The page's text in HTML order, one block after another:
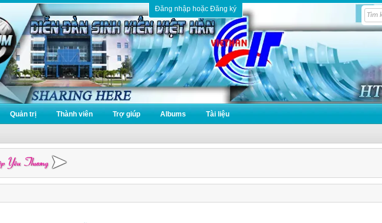
Đăng nhập hoặc Đăng ký
Quản trị Thành viên Trợ giúp Albums Tài liệu